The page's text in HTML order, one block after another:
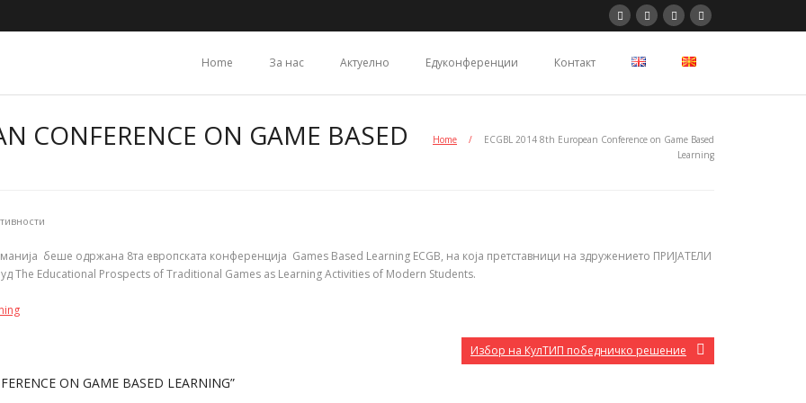
Home За нас Актуелно Едуконференции Контакт
CONFERENCE ON GAME BASED Home /
ECGBL 2014 8th European Conference on Game Based
Learning
беше одржана 8та европската конференција Games Based Learning ECGB, на која претставници на здружението ПРИЈАТЕЛИ
The Educational Prospects of Traditional Games as Learning Activities of Modern Students.
Избор на КулТИП победничко решение
ON GAME BASED LEARNING”